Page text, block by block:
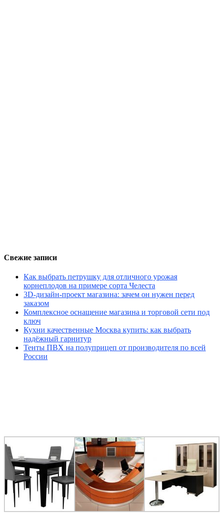
Свежие записи
Как выбрать петрушку для отличного урожая
корнеплодов на примере сорта Челеста
3D-дизайн-проект магазина: зачем он нужен перед
заказом
Комплексное оснащение магазина и торговой сети под
ключ
Кухни качественные Москва купить: как выбрать
надёжный гарнитур
Тенты ПВХ на полуприцеп от производителя по всей
России